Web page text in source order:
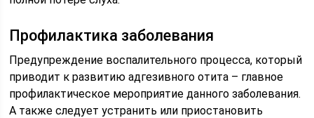
Профилактика заболевания
Предупреждение воспалительного процесса, который
приводит к развитию адгезивного отита – главное
профилактическое мероприятие данного заболевания.
А также следует устранить или приостановить